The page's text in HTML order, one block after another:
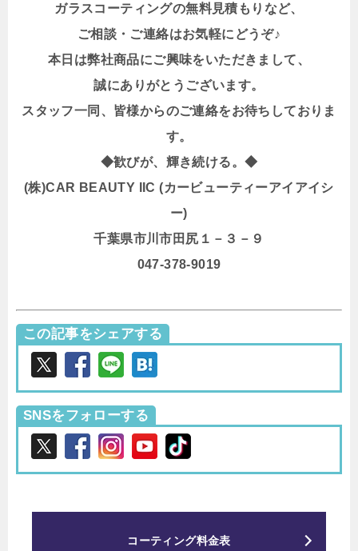
ガラスコーティングの無料見積もりなど、
ご相談・ご連絡はお気軽にどうぞ♪
本日は弊社商品にご興味をいただきまして、
誠にありがとうございます。
スタッフ一同、皆様からのご連絡をお待ちしておりま
す。
◆歓びが、輝き続ける。◆
(株)CAR BEAUTY IIC (カービューティーアイアイシ
ー)
千葉県市川市田尻１－３－９
047-378-9019
この記事をシェアする
SNSをフォローする
コーティング料金表